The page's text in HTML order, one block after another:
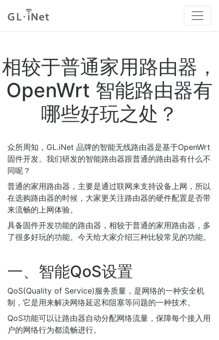
相较于普通家用路由器，
OpenWrt 智能路由器有
哪些好玩之处？
众所周知，GL.iNet 品牌的智能无线路由器是基于OpenWrt
固件开发。我们研发的智能路由器跟普通的路由器有什么不
同呢？
普通的家用路由器，主要是通过联网来支持设备上网，所以
在选购路由器的时候，大家更关注路由器的硬件配置是否带
来流畅的上网体验。
具备固件开发功能的路由器，相较于普通的家用路由器，多
了很多好玩的功能。今天给大家介绍三种比较常见的功能。
一、智能QoS设置
QoS(Quality of Service)服务质量，是网络的一种安全机
制，它是用来解决网络延迟和阻塞等问题的一种技术。
QoS功能可以让路由器自动分配网络流量，保障每个接入用
户的网络行为都流畅进行。